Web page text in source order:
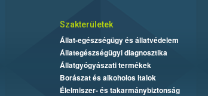
Szakterületek
Állat-egészségügy és állatvédelem
Állategészségügyi diagnosztika
Állatgyógyászati termékek
Borászat és alkoholos italok
Élelmiszer- és takarmánybiztonság